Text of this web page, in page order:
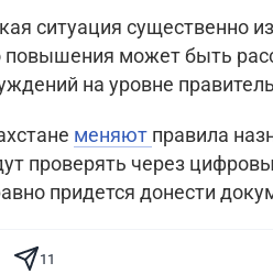
ситуация существенно
повышения может быть
на уровне
меняют правила
проверять через
придется донести
11